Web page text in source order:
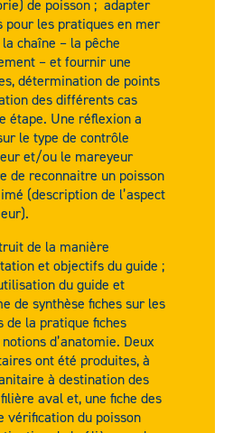
de poisson ; adapter
pour les pratiques en mer
chaîne – la pêche
– et fournir une
détermination de points
des différents cas
étape. Une réflexion a
le type de contrôle
et/ou le mareyeur
de reconnaitre un poisson
(description de l’aspect
de la manière
et objectifs du guide ;
du guide et
de synthèse fiches sur les
de la pratique fiches
d’anatomie. Deux
ont été produites, à
à destination des
aval et, une fiche des
vérification du poisson